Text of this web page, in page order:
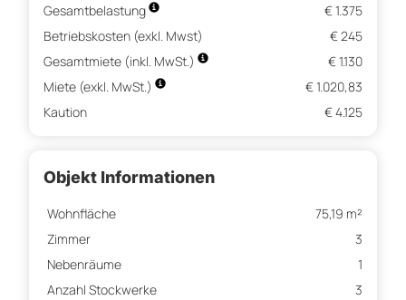
Gesamtbelastung
€ 1.375
Betriebskosten (exkl. Mwst)
€ 245
Gesamtmiete (inkl. MwSt.)
€ 1.130
Miete (exkl. MwSt.)
€ 1.020,83
Kaution
€ 4.125
Objekt Informationen
Wohnfläche
75,19 m²
Zimmer
3
Nebenräume
1
Anzahl Stockwerke
3